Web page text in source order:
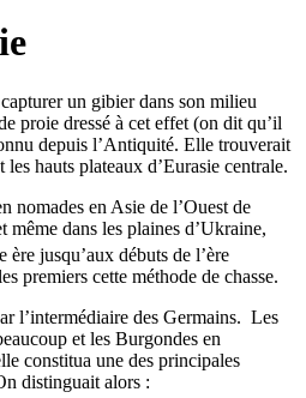
un gibier dans son milieu
proie dressé à cet effet (on dit qu’il
depuis l’Antiquité. Elle trouverait
les hauts plateaux d’Eurasie centrale.
nomades en Asie de l’Ouest de
même dans les plaines d’Ukraine,
ère jusqu’aux débuts de l’ère
premiers cette méthode de chasse.
l’intermédiaire des Germains. Les
et les Burgondes en
constitua une des principales
distinguait alors :